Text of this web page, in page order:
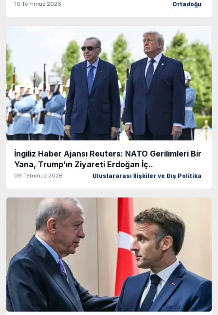
10 Temmuz 2026 Ortadoğu
İngiliz Haber Ajansı Reuters: NATO Gerilimleri Bir
Yana, Trump’ın Ziyareti Erdoğan İç..
09 Temmuz 2026 Uluslararası İlişkiler ve Dış Politika